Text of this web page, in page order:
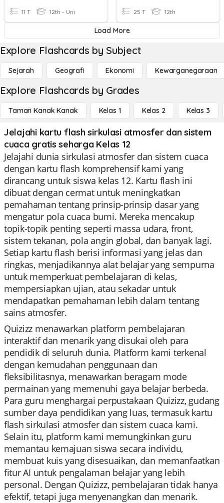
11 T 12th - Uni 25 T 12th
Load More
Explore Flashcards by Subject
Sejarah Geografi Ekonomi Kewarganegaraan
Explore Flashcards by Grades
Taman Kanak Kanak Kelas 1 Kelas 2 Kelas 3
Jelajahi kartu flash sirkulasi atmosfer dan sistem
cuaca gratis seharga Kelas 12
Jelajahi dunia sirkulasi atmosfer dan sistem cuaca
dengan kartu flash komprehensif kami yang
dirancang untuk siswa kelas 12. Kartu flash ini
dibuat dengan cermat untuk meningkatkan
pemahaman tentang prinsip-prinsip dasar yang
mengatur pola cuaca bumi. Mereka mencakup
topik-topik penting seperti massa udara, front,
sistem tekanan, pola angin global, dan banyak lagi.
Setiap kartu flash berisi informasi yang jelas dan
ringkas, menjadikannya alat belajar yang sempurna
untuk memperkuat pembelajaran di kelas,
mempersiapkan ujian, atau sekadar untuk
mendapatkan pemahaman lebih dalam tentang
sains atmosfer.
Quizizz menawarkan platform pembelajaran
interaktif dan menarik yang disukai oleh para
pendidik di seluruh dunia. Platform kami terkenal
dengan kemudahan penggunaan dan
fleksibilitasnya, menawarkan beragam mode
permainan yang memenuhi gaya belajar berbeda.
Para guru menghargai perpustakaan Quizizz, gudang
sumber daya pendidikan yang luas, termasuk kartu
flash sirkulasi atmosfer dan sistem cuaca kami.
Selain itu, platform kami memungkinkan guru
memantau kemajuan siswa secara individu,
membuat kuis yang disesuaikan, dan memanfaatkan
fitur AI untuk pengalaman belajar yang lebih
personal. Dengan Quizizz, pembelajaran tidak hanya
efektif, tetapi juga menyenangkan dan menarik.